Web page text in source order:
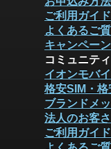
ご利用ガイド
よくあるご
キャンペーン
コミュニティ
イオンモバ
格安SIM・
ブランドメ
法人のお客
ご利用ガイド